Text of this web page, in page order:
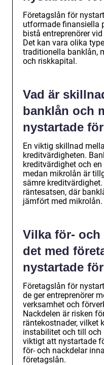
Företagslån för
utformade finansiella
bistå entreprenörer
Det kan vara olika
traditionella banklån,
och riskkapital.
Vad är
banklån och
nystartade
En viktig skillnad
kreditvärdigheten.
kreditvärdighet och
medan mikrolån är
sämre
räntesatsen, där
jämfört med mikrolån.
Vilka för-
det med
nystartade
Företagslån för
de ger entreprenörer
verksamhet och
Nackdelen är risken
räntekostnader, vilket
instabilitet och till och
viktigt att nystartade
för- och nackdelar
företagslån.